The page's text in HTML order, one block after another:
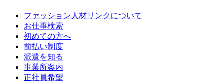
ファッション人材リンクについて
お仕事検索
初めての方へ
前払い制度
派遣を知る
事業所案内
正社員希望